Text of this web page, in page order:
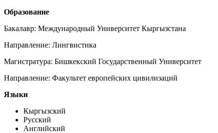
Образование
Бакалавр: Международный Университет Кыргызстана
Направление: Лингвистика
Магистратура: Бишкекский Государственный Университет
Направление: Факультет европейских цивилизаций
Языки
Кыргызский
Русский
Английский